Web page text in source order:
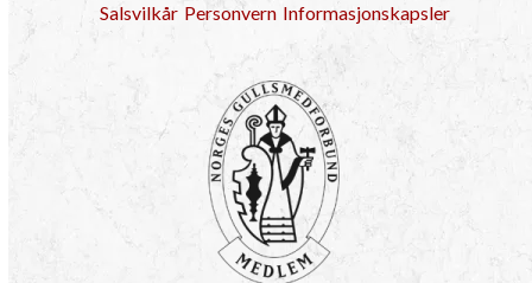
Salsvilkår Personvern Informasjonskapsler